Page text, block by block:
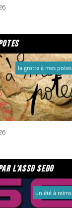
la grotte à mes potes
l'asso sedo
un été à reims